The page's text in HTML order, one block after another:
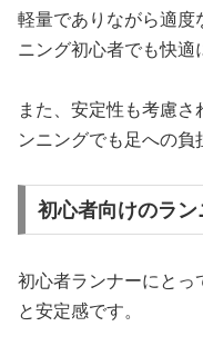
軽量でありながら適度
ニング初心者でも快適
また、安定性も考慮
ンニングでも足への負
初心者向けのラ
初心者ランナーにとっ
と安定感です。